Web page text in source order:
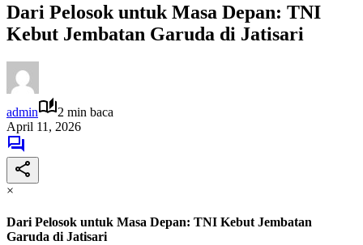
Dari Pelosok untuk Masa Depan: TNI
Kebut Jembatan Garuda di Jatisari
admin
2 min baca
April 11, 2026
×
Dari Pelosok untuk Masa Depan: TNI Kebut Jembatan
Garuda di Jatisari